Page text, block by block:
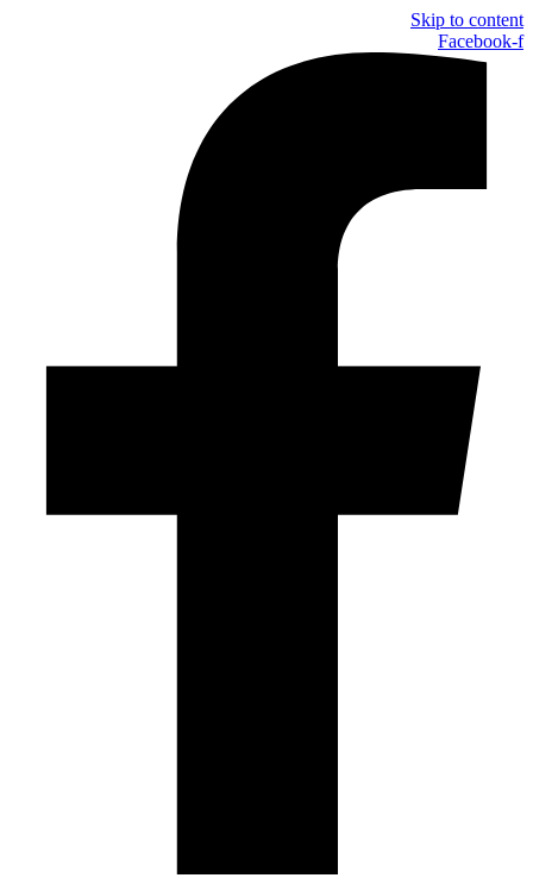
Skip to content
Facebook-f